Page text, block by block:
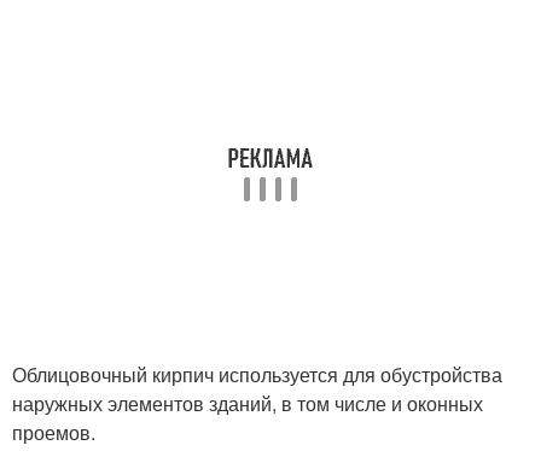
Облицовочный кирпич используется для обустройства
наружных элементов зданий, в том числе и оконных
проемов.